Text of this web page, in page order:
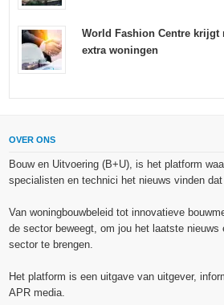
World Fashion Centre krijgt
extra woningen
OVER ONS
Bouw en Uitvoering (B+U), is het platform
specialisten en technici het nieuws vinden dat
Van woningbouwbeleid tot innovatieve
de sector beweegt, om jou het laatste nieuws
sector te brengen.
Het platform is een uitgave van uitgever,
APR media.